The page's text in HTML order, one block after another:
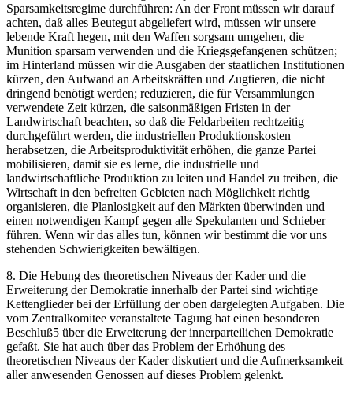
Sparsamkeitsregime durchführen: An der Front müssen wir darauf
achten, daß alles Beutegut abgeliefert wird, müssen wir unsere
lebende Kraft hegen, mit den Waffen sorgsam umgehen, die
Munition sparsam verwenden und die Kriegsgefangenen schützen;
im Hinterland müssen wir die Ausgaben der staatlichen Institutionen
kürzen, den Aufwand an Arbeitskräften und Zugtieren, die nicht
dringend benötigt werden; reduzieren, die für Versammlungen
verwendete Zeit kürzen, die saisonmäßigen Fristen in der
Landwirtschaft beachten, so daß die Feldarbeiten rechtzeitig
durchgeführt werden, die industriellen Produktionskosten
herabsetzen, die Arbeitsproduktivität erhöhen, die ganze Partei
mobilisieren, damit sie es lerne, die industrielle und
landwirtschaftliche Produktion zu leiten und Handel zu treiben, die
Wirtschaft in den befreiten Gebieten nach Möglichkeit richtig
organisieren, die Planlosigkeit auf den Märkten überwinden und
einen notwendigen Kampf gegen alle Spekulanten und Schieber
führen. Wenn wir das alles tun, können wir bestimmt die vor uns
stehenden Schwierigkeiten bewältigen.
8. Die Hebung des theoretischen Niveaus der Kader und die
Erweiterung der Demokratie innerhalb der Partei sind wichtige
Kettenglieder bei der Erfüllung der oben dargelegten Aufgaben. Die
vom Zentralkomitee veranstaltete Tagung hat einen besonderen
Beschluß5 über die Erweiterung der innerparteilichen Demokratie
gefaßt. Sie hat auch über das Problem der Erhöhung des
theoretischen Niveaus der Kader diskutiert und die Aufmerksamkeit
aller anwesenden Genossen auf dieses Problem gelenkt.